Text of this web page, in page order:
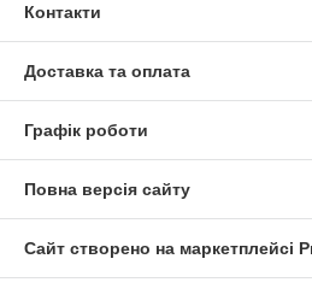
Контакти
Доставка та оплата
Графік роботи
Повна версія сайту
Сайт створено на маркетплейсі